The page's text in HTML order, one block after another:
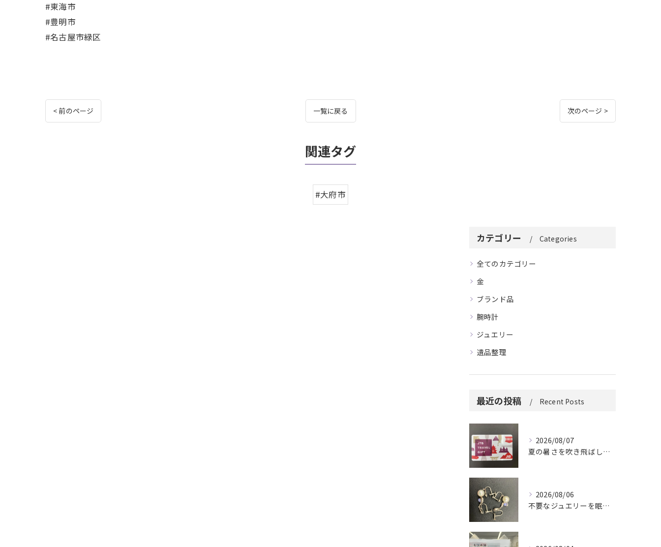
#東海市
#豊明市
#名古屋市緑区
< 前のページ 一覧に戻る 次のページ >
関連タグ
#大府市
カテゴリー Categories
全てのカテゴリー
金
ブランド品
腕時計
ジュエリー
遺品整理
最近の投稿 Recent Posts
2026/08/07
夏の暑さを吹き飛ばしに来てください。
2026/08/06
不要なジュエリーを眠らせていませんか？